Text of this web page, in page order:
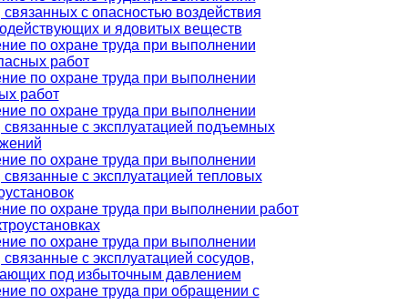
связанных с опасностью воздействия
и ядовитых веществ
по охране труда при выполнении
работ
по охране труда при выполнении
работ
по охране труда при выполнении
связанные с эксплуатацией подъемных
по охране труда при выполнении
связанные с эксплуатацией тепловых
по охране труда при выполнении работ
по охране труда при выполнении
связанные с эксплуатацией сосудов,
под избыточным давлением
по охране труда при обращении с